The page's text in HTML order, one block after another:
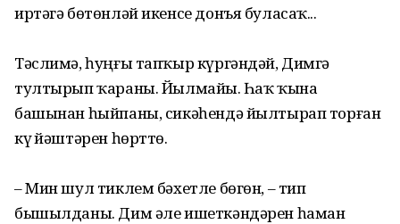
иртәгә бөтөнләй икенсе донъя буласаҡ...
Тәслимә, һуңғы тапҡыр күргәндәй, Димгә
тултырып ҡараны. Йылмайҙы. Һаҡ ҡына
башынан һыйпаны, сикәһендә йылтырап торған
күҙ йәштәрен һөрттө.
– Мин шул тиклем бәхетле бөгөн, – тип
бышылданы. Дим әле ишеткәндәрен һаман